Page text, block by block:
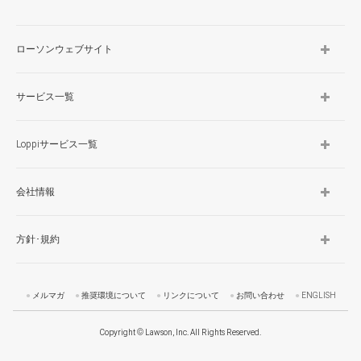
ローソンウェブサイト
サービス一覧
Loppiサービス一覧
会社情報
方針･規約
メルマガ 推奨環境について リンクについて お問い合わせ ENGLISH
Copyright © Lawson, Inc. All Rights Reserved.